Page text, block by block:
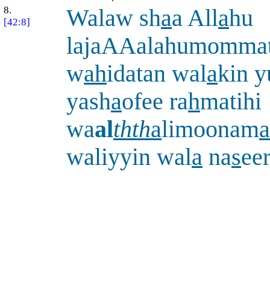
8.
[42:8]
Walaw shaa Allahu
wahidatan walakin
yashaofee rahmatihi
waalththalimoonama
waliyyin wala naseer